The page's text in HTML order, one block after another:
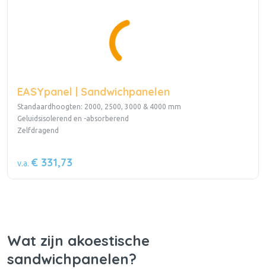
EASYpanel | Sandwichpanelen
Standaardhoogten: 2000, 2500, 3000 & 4000 mm
Geluidsisolerend en -absorberend
Zelfdragend
v.a. € 331,73
Wat zijn akoestische
sandwichpanelen?